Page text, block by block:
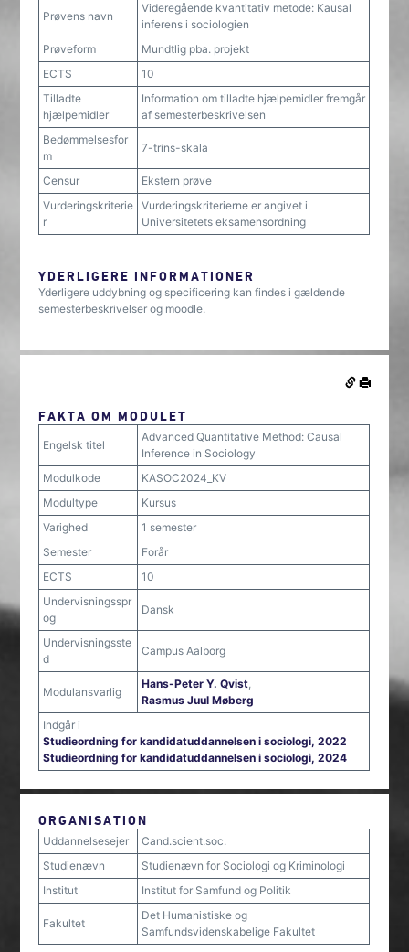
Prøvens navn
Videregående kvantitativ metode: Kausal
inferens i sociologien
Prøveform
Mundtlig pba. projekt
ECTS
10
Tilladte
hjælpemidler
Information om tilladte hjælpemidler fremgår
af semesterbeskrivelsen
Bedømmelsesfor
m
7-trins-skala
Censur
Ekstern prøve
Vurderingskriterie
r
Vurderingskriterierne er angivet i
Universitetets eksamensordning
YDERLIGERE INFORMATIONER
Yderligere uddybning og specificering kan findes i gældende
semesterbeskrivelser og moodle.
FAKTA OM MODULET
Engelsk titel
Advanced Quantitative Method: Causal
Inference in Sociology
Modulkode
KASOC2024_KV
Modultype
Kursus
Varighed
1 semester
Semester
Forår
ECTS
10
Undervisningsspr
og
Dansk
Undervisningsste
d
Campus Aalborg
Modulansvarlig
Hans-Peter Y. Qvist,
Rasmus Juul Møberg
Indgår i
Studieordning for kandidatuddannelsen i sociologi, 2022
Studieordning for kandidatuddannelsen i sociologi, 2024
ORGANISATION
Uddannelsesejer
Cand.scient.soc.
Studienævn
Studienævn for Sociologi og Kriminologi
Institut
Institut for Samfund og Politik
Fakultet
Det Humanistiske og
Samfundsvidenskabelige Fakultet